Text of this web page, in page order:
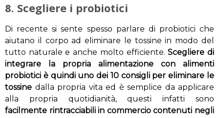
8. Scegliere i probiotici
Di recente si sente spesso parlare di probiotici che
aiutano il corpo ad eliminare le tossine in modo del
tutto naturale e anche molto efficiente. Scegliere di
integrare la propria alimentazione con alimenti
probiotici è quindi uno dei 10 consigli per eliminare le
tossine dalla propria vita ed è semplice da applicare
alla propria quotidianità, questi infatti sono
facilmente rintracciabili in commercio contenuti negli